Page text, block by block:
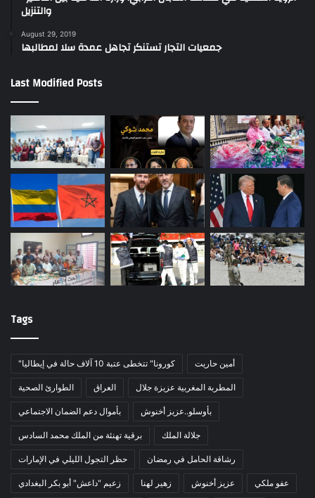
والتنزيل
August 29, 2019
جمعيات التجار تستنكر تجاهل عمدة سلا لمطالبها
Last Modified Posts
Tags
"كورونا" تتخطى عتبة 10 آلاف حالة في إيطاليا أمين حاريت
الطوارئ الصحية العراق المطربة المغربية عزيزة جلال
بأموال دعم الضمان الاجتماعي بأوسلو..عزيز أخنوش
برقية تهنئة من الملك محمد السادس جلالة الملك
حظر التجول الليلي في الإمارات رشاقة الحامل في رمضان
زعيم "داعش" أبو بكر البغدادي زهير لهنا عزيز أخنوش عفو ملكي